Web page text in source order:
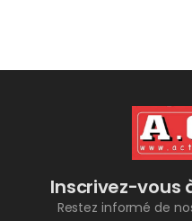
Inscrivez-vous
Restez informé de